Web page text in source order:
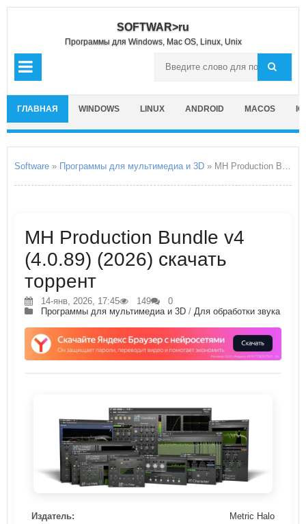
SOFTWAR>ru
Программы для Windows, Mac OS, Linux, Unix
ГЛАВНАЯ WINDOWS LINUX ANDROID MACOS
Software » Программы для мультимедиа и 3D » MH Production Bundle v4
MH Production Bundle v4
(4.0.89) (2026) скачать
торрент
14-янв, 2026, 17:45 149
0
Программы для мультимедиа и 3D / Для обработки звука
Издатель: Metric Halo